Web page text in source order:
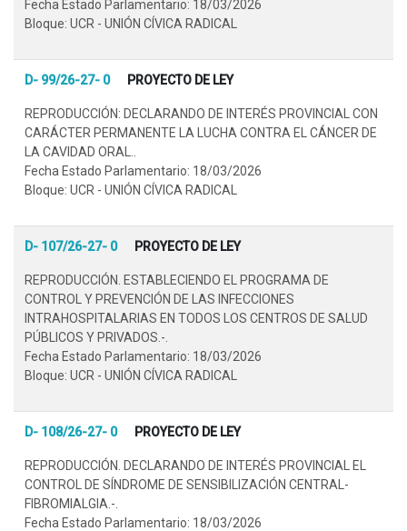
Fecha Estado Parlamentario: 18/03/2026
Bloque: UCR - UNIÓN CÍVICA RADICAL
D- 99/26-27- 0 PROYECTO DE LEY
REPRODUCCIÓN: DECLARANDO DE INTERÉS PROVINCIAL CON
CARÁCTER PERMANENTE LA LUCHA CONTRA EL CÁNCER DE
LA CAVIDAD ORAL..
Fecha Estado Parlamentario: 18/03/2026
Bloque: UCR - UNIÓN CÍVICA RADICAL
D- 107/26-27- 0 PROYECTO DE LEY
REPRODUCCIÓN. ESTABLECIENDO EL PROGRAMA DE
CONTROL Y PREVENCIÓN DE LAS INFECCIONES
INTRAHOSPITALARIAS EN TODOS LOS CENTROS DE SALUD
PÚBLICOS Y PRIVADOS.-.
Fecha Estado Parlamentario: 18/03/2026
Bloque: UCR - UNIÓN CÍVICA RADICAL
D- 108/26-27- 0 PROYECTO DE LEY
REPRODUCCIÓN. DECLARANDO DE INTERÉS PROVINCIAL EL
CONTROL DE SÍNDROME DE SENSIBILIZACIÓN CENTRAL-
FIBROMIALGIA.-.
Fecha Estado Parlamentario: 18/03/2026